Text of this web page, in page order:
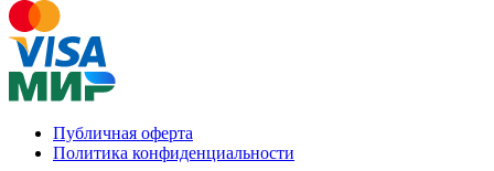
Публичная оферта
Политика конфиденциальности